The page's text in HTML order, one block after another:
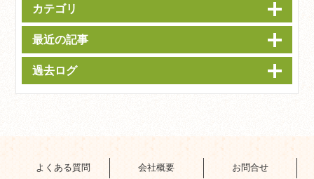
カテゴリ
最近の記事
過去ログ
よくある質問 会社概要 お問合せ